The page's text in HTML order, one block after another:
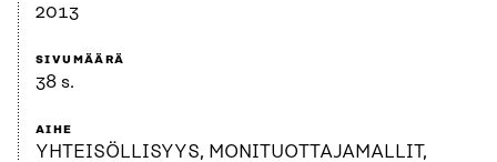
2013
SIVUMÄÄRÄ
38 s.
AIHE
YHTEISÖLLISYYS, MONITUOTTAJAMALLIT,